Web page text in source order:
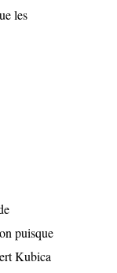
les
puisque
Kubica